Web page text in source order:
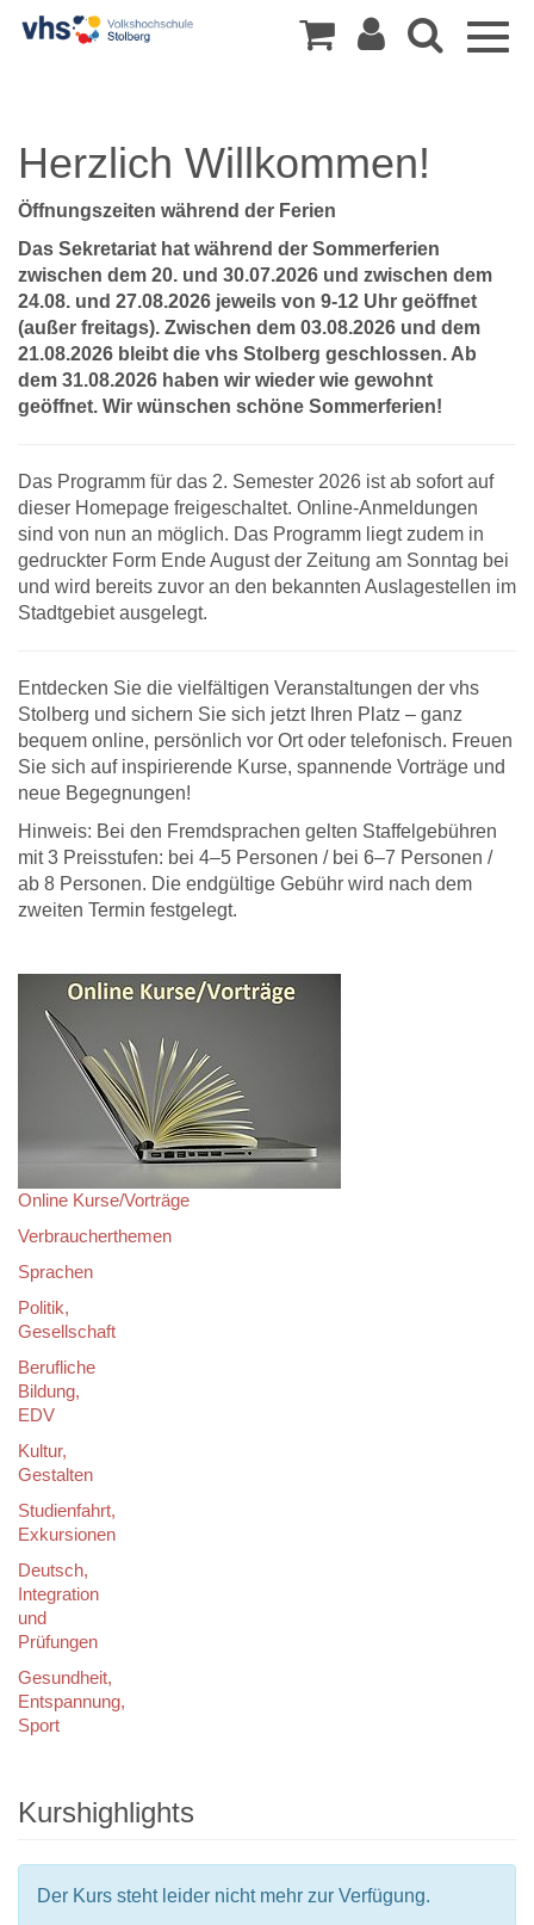
Herzlich Willkommen!
Öffnungszeiten während der Ferien
Das Sekretariat hat während der Sommerferien
zwischen dem 20. und 30.07.2026 und zwischen dem
24.08. und 27.08.2026 jeweils von 9-12 Uhr geöffnet
(außer freitags). Zwischen dem 03.08.2026 und dem
21.08.2026 bleibt die vhs Stolberg geschlossen. Ab
dem 31.08.2026 haben wir wieder wie gewohnt
geöffnet. Wir wünschen schöne Sommerferien!
Das Programm für das 2. Semester 2026 ist ab sofort auf
dieser Homepage freigeschaltet. Online-Anmeldungen
sind von nun an möglich. Das Programm liegt zudem in
gedruckter Form Ende August der Zeitung am Sonntag bei
und wird bereits zuvor an den bekannten Auslagestellen im
Stadtgebiet ausgelegt.
Entdecken Sie die vielfältigen Veranstaltungen der vhs
Stolberg und sichern Sie sich jetzt Ihren Platz – ganz
bequem online, persönlich vor Ort oder telefonisch. Freuen
Sie sich auf inspirierende Kurse, spannende Vorträge und
neue Begegnungen!
Hinweis: Bei den Fremdsprachen gelten Staffelgebühren
mit 3 Preisstufen: bei 4–5 Personen / bei 6–7 Personen /
ab 8 Personen. Die endgültige Gebühr wird nach dem
zweiten Termin festgelegt.
Online Kurse/Vorträge
Verbraucherthemen
Sprachen
Politik,
Gesellschaft
Berufliche
Bildung,
EDV
Kultur,
Gestalten
Studienfahrt,
Exkursionen
Deutsch,
Integration
und
Prüfungen
Gesundheit,
Entspannung,
Sport
Kurshighlights
Der Kurs steht leider nicht mehr zur Verfügung.